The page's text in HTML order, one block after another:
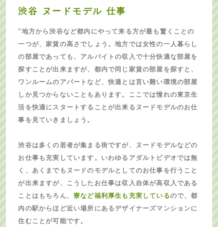
渋谷 ヌードモデル 仕事
"地方から渋谷など都内にやって来る方が最も驚くことの
一つが、家賃の高さでしょう。地方では女性の一人暮らし
の部屋であっても、アルバイトの収入で十分快適な部屋を
探すことが出来ますが、都内で同じ家賃の部屋を探すと、
ワンルームのアパートなど、快適とは言い難い環境の部屋
しか見つからないこともあります。ここでは憧れの東京生
活を快適にスタートすることが出来るヌードモデルのお仕
事を見ていきましょう。
渋谷は多くの若者が集まる街ですが、ヌードモデルなどの
お仕事も充実しています。いわゆるアダルトビデオでは無
く、あくまでもヌードのモデルとしてのお仕事を行うこと
が出来ますが、こうしたお仕事は収入自体が高収入である
ことはもちろん、寮など福利厚生も充実しているので、都
内の駅からほど近い場所にあるデザイナーズマンションに
住むことが可能です。